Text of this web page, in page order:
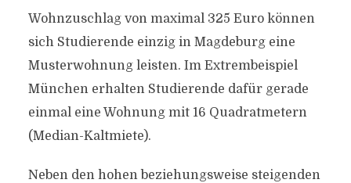
Wohnzuschlag von maximal 325 Euro können
sich Studierende einzig in Magdeburg eine
Musterwohnung leisten. Im Extrembeispiel
München erhalten Studierende dafür gerade
einmal eine Wohnung mit 16 Quadratmetern
(Median-Kaltmiete).
Neben den hohen beziehungsweise steigenden